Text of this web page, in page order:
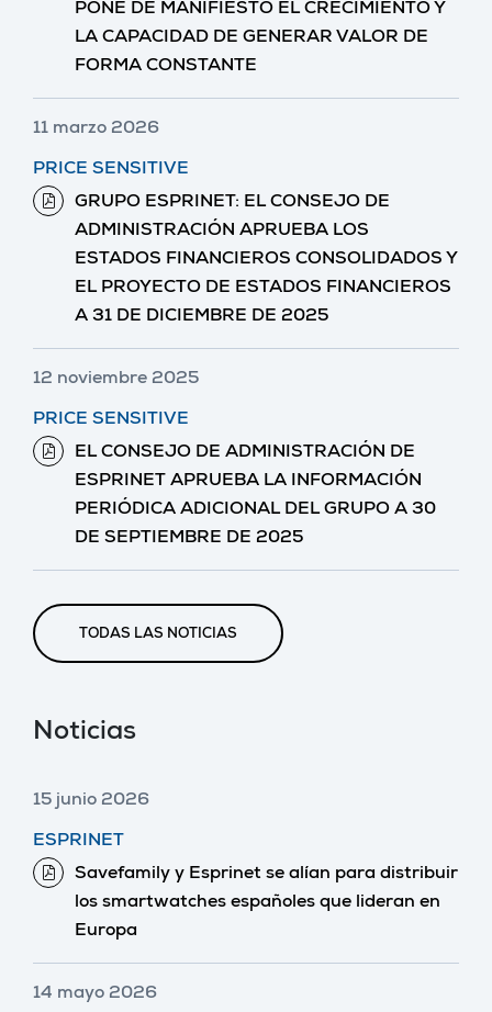
PONE DE MANIFIESTO EL CRECIMIENTO Y
LA CAPACIDAD DE GENERAR VALOR DE
FORMA CONSTANTE
11 marzo 2026
PRICE SENSITIVE
GRUPO ESPRINET: EL CONSEJO DE
ADMINISTRACIÓN APRUEBA LOS
ESTADOS FINANCIEROS CONSOLIDADOS Y
EL PROYECTO DE ESTADOS FINANCIEROS
A 31 DE DICIEMBRE DE 2025
12 noviembre 2025
PRICE SENSITIVE
EL CONSEJO DE ADMINISTRACIÓN DE
ESPRINET APRUEBA LA INFORMACIÓN
PERIÓDICA ADICIONAL DEL GRUPO A 30
DE SEPTIEMBRE DE 2025
TODAS LAS NOTICIAS
Noticias
15 junio 2026
ESPRINET
Savefamily y Esprinet se alían para distribuir
los smartwatches españoles que lideran en
Europa
14 mayo 2026